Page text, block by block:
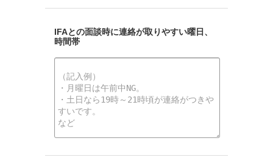
IFAとの面談時に連絡が取りやすい曜日、
時間帯